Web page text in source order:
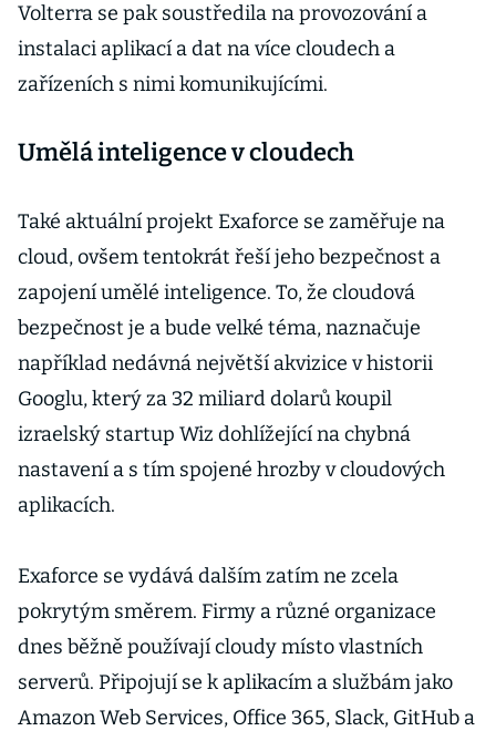
Volterra se pak soustředila na provozování a
instalaci aplikací a dat na více cloudech a
zařízeních s nimi komunikujícími.
Umělá inteligence v cloudech
Také aktuální projekt Exaforce se zaměřuje na
cloud, ovšem tentokrát řeší jeho bezpečnost a
zapojení umělé inteligence. To, že cloudová
bezpečnost je a bude velké téma, naznačuje
například nedávná největší akvizice v historii
Googlu, který za 32 miliard dolarů koupil
izraelský startup Wiz dohlížející na chybná
nastavení a s tím spojené hrozby v cloudových
aplikacích.
Exaforce se vydává dalším zatím ne zcela
pokrytým směrem. Firmy a různé organizace
dnes běžně používají cloudy místo vlastních
serverů. Připojují se k aplikacím a službám jako
Amazon Web Services, Office 365, Slack, GitHub a